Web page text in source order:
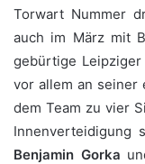
Torwart Nummer
auch im März mit
gebürtige
vor allem an seiner
dem Team zu vier
Innenverteidigung
Benjamin Gorka